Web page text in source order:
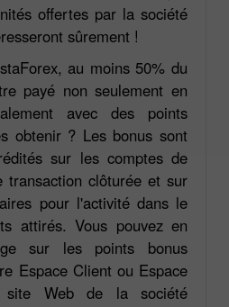
offertes par la société
sûrement !
au moins 50% du
payé non seulement en
avec des points
obtenir ? Les bonus sont
sur les comptes de
transaction clôturée et sur
pour l'activité dans le
attirés. Vous pouvez en
sur les points bonus
Espace Client ou Espace
site Web de la société